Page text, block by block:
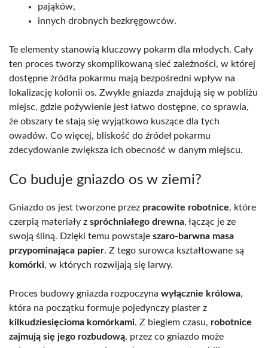
pająków,
innych drobnych bezkręgowców.
Te elementy stanowią kluczowy pokarm dla młodych. Cały
ten proces tworzy skomplikowaną sieć zależności, w której
dostępne źródła pokarmu mają bezpośredni wpływ na
lokalizację kolonii os. Zwykle gniazda znajdują się w pobliżu
miejsc, gdzie pożywienie jest łatwo dostępne, co sprawia,
że obszary te stają się wyjątkowo kuszące dla tych
owadów. Co więcej, bliskość do źródeł pokarmu
zdecydowanie zwiększa ich obecność w danym miejscu.
Co buduje gniazdo os w ziemi?
Gniazdo os jest tworzone przez pracowite robotnice, które
czerpią materiały z spróchniałego drewna, łącząc je ze
swoją śliną. Dzięki temu powstaje szaro-barwna masa
przypominająca papier. Z tego surowca kształtowane są
komórki, w których rozwijają się larwy.
Proces budowy gniazda rozpoczyna wyłącznie królowa,
która na początku formuje pojedynczy plaster z
kilkudziesięcioma komórkami. Z biegiem czasu, robotnice
zajmują się jego rozbudową, przez co gniazdo może